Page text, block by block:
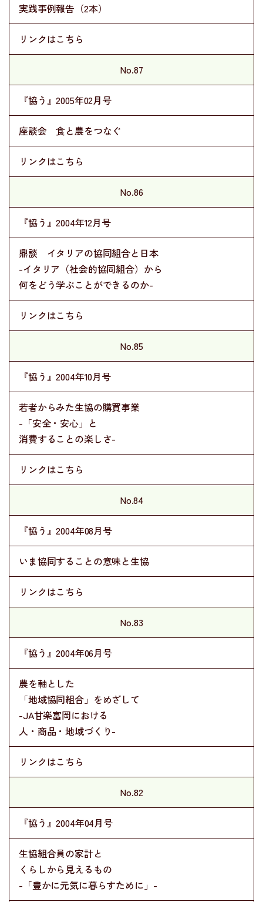
実践事例報告（2本）
リンクはこちら
No.87
『協う』2005年02月号
座談会 食と農をつなぐ
リンクはこちら
No.86
『協う』2004年12月号
鼎談 イタリアの協同組合と日本
-イタリア（社会的協同組合）から
何をどう学ぶことができるのか-
リンクはこちら
No.85
『協う』2004年10月号
若者からみた生協の購買事業
-「安全・安心」と
消費することの楽しさ-
リンクはこちら
No.84
『協う』2004年08月号
いま協同することの意味と生協
リンクはこちら
No.83
『協う』2004年06月号
農を軸とした
「地域協同組合」をめざして
-JA甘楽富岡における
人・商品・地域づくり-
リンクはこちら
No.82
『協う』2004年04月号
生協組合員の家計と
くらしから見えるもの
-「豊かに元気に暮らすために」-